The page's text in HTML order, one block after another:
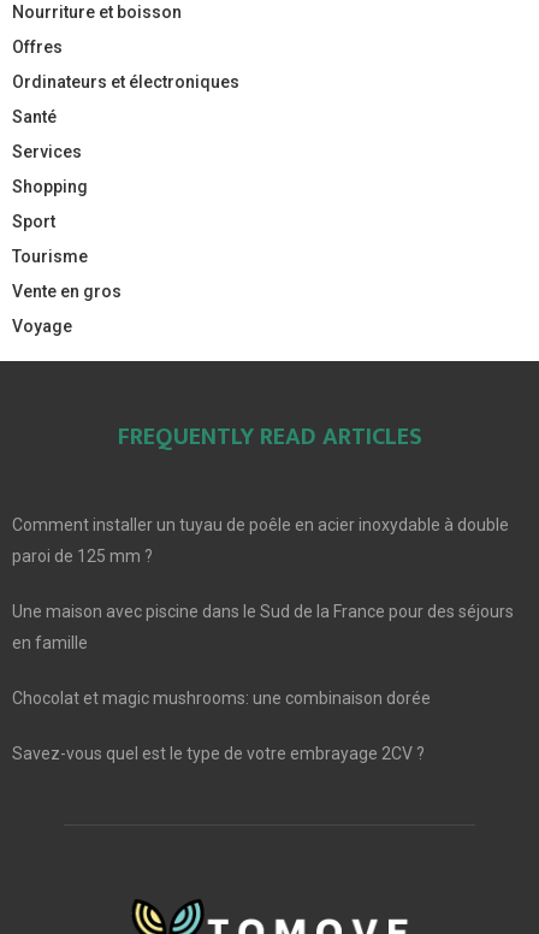
Nourriture et boisson
Offres
Ordinateurs et électroniques
Santé
Services
Shopping
Sport
Tourisme
Vente en gros
Voyage
FREQUENTLY READ ARTICLES
Comment installer un tuyau de poêle en acier inoxydable à double
paroi de 125 mm ?
Une maison avec piscine dans le Sud de la France pour des séjours
en famille
Chocolat et magic mushrooms: une combinaison dorée
Savez-vous quel est le type de votre embrayage 2CV ?